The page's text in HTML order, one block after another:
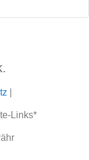
Links*